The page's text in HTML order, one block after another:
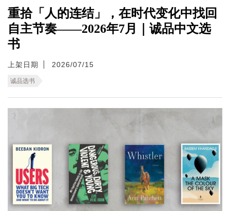
重拾「人的连结」，在时代变化中找回
自主节奏——2026年7月｜诚品中文选
书
上架日期 2026/07/15
诚品选书